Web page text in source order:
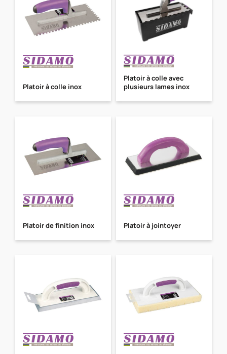
Platoir à colle inox
Platoir à colle avec
plusieurs lames inox
Platoir de finition inox Platoir à jointoyer